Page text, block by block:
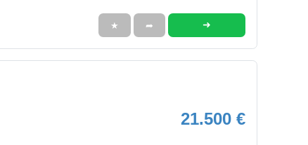
★ ➦ ➜
21.500 €